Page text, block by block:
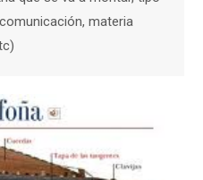
materia